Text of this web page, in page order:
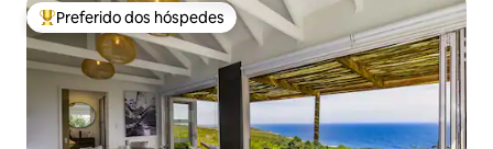
Entre os melhores preferidos dos hóspedes
Preferido dos hóspedes